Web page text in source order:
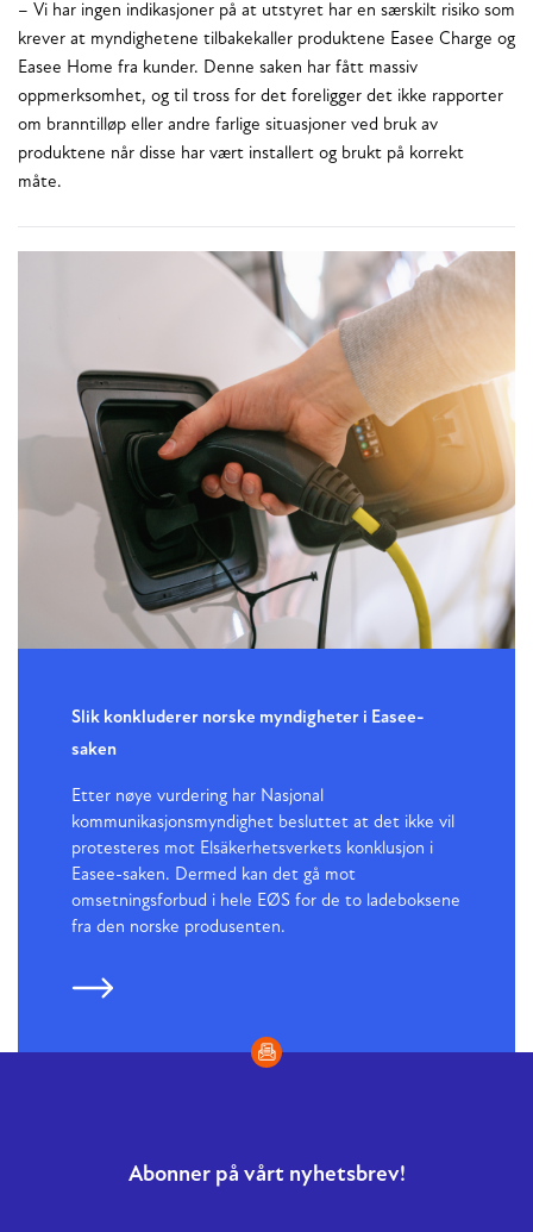
– Vi har ingen indikasjoner på at utstyret har en særskilt risiko som
krever at myndighetene tilbakekaller produktene Easee Charge og
Easee Home fra kunder. Denne saken har fått massiv
oppmerksomhet, og til tross for det foreligger det ikke rapporter
om branntilløp eller andre farlige situasjoner ved bruk av
produktene når disse har vært installert og brukt på korrekt
måte.
Slik konkluderer norske myndigheter i Easee-
saken
Etter nøye vurdering har Nasjonal
kommunikasjonsmyndighet besluttet at det ikke vil
protesteres mot Elsäkerhetsverkets konklusjon i
Easee-saken. Dermed kan det gå mot
omsetningsforbud i hele EØS for de to ladeboksene
fra den norske produsenten.
Abonner på vårt nyhetsbrev!